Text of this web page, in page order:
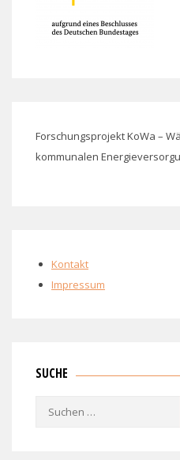
Forschungsprojekt KoWa –
kommunalen
Kontakt
Impressum
SUCHE
Suchen